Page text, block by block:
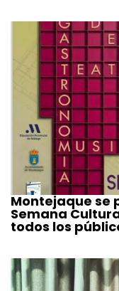
Montejaque se
Semana
todos los